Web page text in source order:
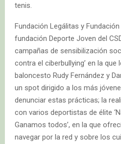
tenis.
Fundación Legálitas y Fundación
fundación Deporte Joven del
campañas de sensibilización
contra el ciberbullying’ en la que
baloncesto Rudy Fernández y
un spot dirigido a los más
denunciar estas prácticas; la
con varios deportistas de élite
Ganamos todos’, en la que
navegar por la red y sobre los